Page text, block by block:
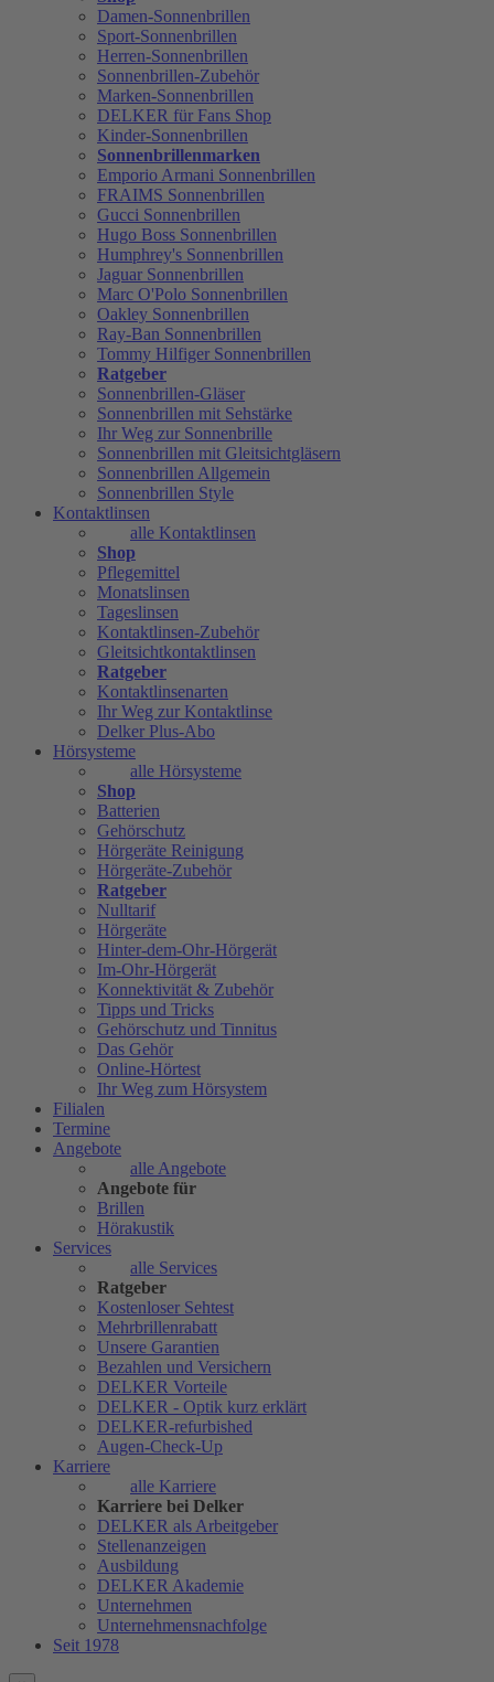
Damen-Sonnenbrillen
Sport-Sonnenbrillen
Herren-Sonnenbrillen
Sonnenbrillen-Zubehör
Marken-Sonnenbrillen
DELKER für Fans Shop
Kinder-Sonnenbrillen
Sonnenbrillenmarken
Emporio Armani Sonnenbrillen
FRAIMS Sonnenbrillen
Gucci Sonnenbrillen
Hugo Boss Sonnenbrillen
Humphrey's Sonnenbrillen
Jaguar Sonnenbrillen
Marc O'Polo Sonnenbrillen
Oakley Sonnenbrillen
Ray-Ban Sonnenbrillen
Tommy Hilfiger Sonnenbrillen
Ratgeber
Sonnenbrillen-Gläser
Sonnenbrillen mit Sehstärke
Ihr Weg zur Sonnenbrille
Sonnenbrillen mit Gleitsichtgläsern
Sonnenbrillen Allgemein
Sonnenbrillen Style
Kontaktlinsen
alle Kontaktlinsen
Shop
Pflegemittel
Monatslinsen
Tageslinsen
Kontaktlinsen-Zubehör
Gleitsichtkontaktlinsen
Ratgeber
Kontaktlinsenarten
Ihr Weg zur Kontaktlinse
Delker Plus-Abo
Hörsysteme
alle Hörsysteme
Shop
Batterien
Gehörschutz
Hörgeräte Reinigung
Hörgeräte-Zubehör
Ratgeber
Nulltarif
Hörgeräte
Hinter-dem-Ohr-Hörgerät
Im-Ohr-Hörgerät
Konnektivität & Zubehör
Tipps und Tricks
Gehörschutz und Tinnitus
Das Gehör
Online-Hörtest
Ihr Weg zum Hörsystem
Filialen
Termine
Angebote
alle Angebote
Angebote für
Brillen
Hörakustik
Services
alle Services
Ratgeber
Kostenloser Sehtest
Mehrbrillenrabatt
Unsere Garantien
Bezahlen und Versichern
DELKER Vorteile
DELKER - Optik kurz erklärt
DELKER-refurbished
Augen-Check-Up
Karriere
alle Karriere
Karriere bei Delker
DELKER als Arbeitgeber
Stellenanzeigen
Ausbildung
DELKER Akademie
Unternehmen
Unternehmensnachfolge
Seit 1978